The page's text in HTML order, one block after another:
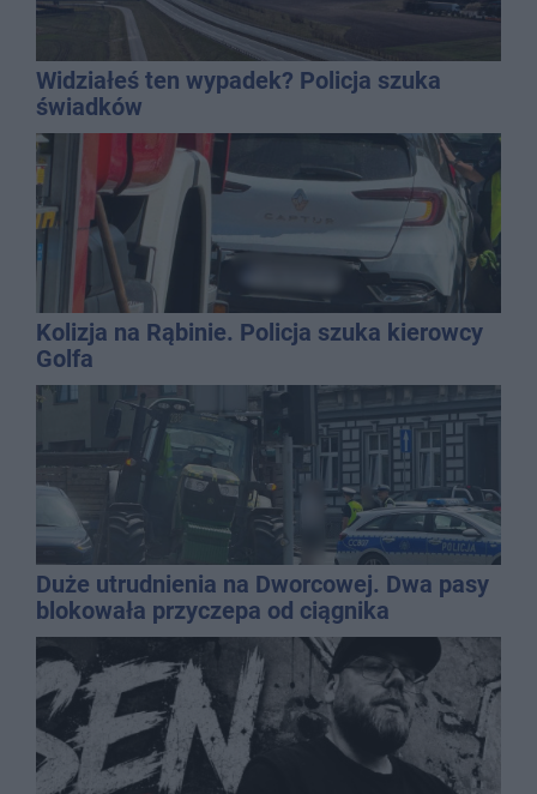
Widziałeś ten wypadek? Policja szuka
świadków
Kolizja na Rąbinie. Policja szuka kierowcy
Golfa
Duże utrudnienia na Dworcowej. Dwa pasy
blokowała przyczepa od ciągnika